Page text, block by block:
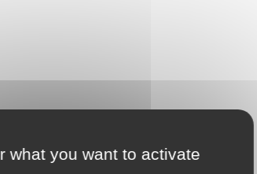
what you want to activate